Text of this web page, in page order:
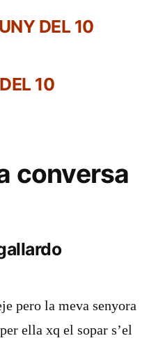
10
DEL 10
conversa
pero la meva senyora
ella xq el sopar s’el